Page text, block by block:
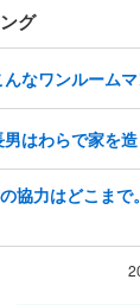
グ
なワンルーム
はわらで家を
協力はどこま